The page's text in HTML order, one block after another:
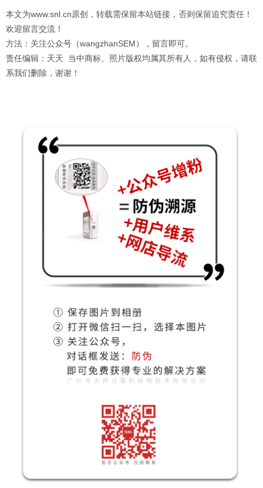
本文为www.snl.cn原创，转载需保留本站链接，否则保留追究责任！
欢迎留言交流！
方法：关注公众号（wangzhanSEM），留言即可。
责任编辑：天天 当中商标、照片版权均属其所有人，如有侵权，请联
系我们删除，谢谢！